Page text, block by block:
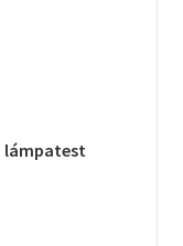
lámpatest